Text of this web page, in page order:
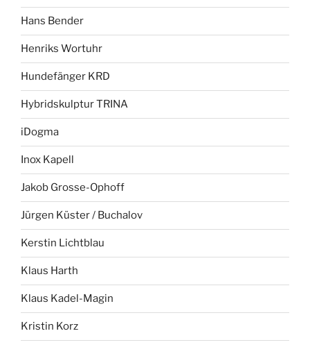
Hans Bender
Henriks Wortuhr
Hundefänger KRD
Hybridskulptur TRINA
iDogma
Inox Kapell
Jakob Grosse-Ophoff
Jürgen Küster / Buchalov
Kerstin Lichtblau
Klaus Harth
Klaus Kadel-Magin
Kristin Korz